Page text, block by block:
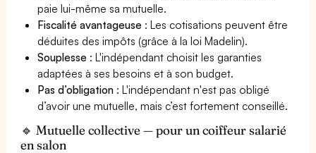
paie lui-même sa mutuelle.
Fiscalité avantageuse : Les cotisations peuvent être
déduites des impôts (grâce à la loi Madelin).
Souplesse : L'indépendant choisit les garanties
adaptées à ses besoins et à son budget.
Pas d’obligation : L'indépendant n'est pas obligé
d’avoir une mutuelle, mais c’est fortement conseillé.
🔹 Mutuelle collective — pour un coiffeur salarié
en salon